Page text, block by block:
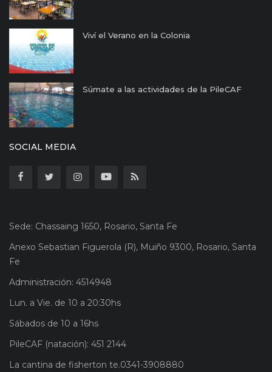
Viví el Verano en la Colonia
Súmate a las actividades de la PileCAF
SOCIAL MEDIA
Sede: Chassaing 1650, Rosario, Santa Fe
Anexo Sebastian Figuerola (R), Muiño 9300, Rosario, Santa
Fe
Administración: 4514948
Lun. a Vie. de 10 a 20:30hs
Sábados de 10 a 16hs
PileCAF (natación): 451 2144
La cantina de fisherton te.0341-3908880